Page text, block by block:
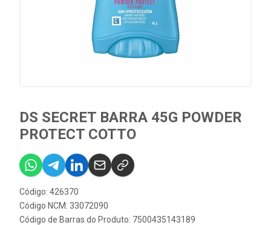
DS SECRET BARRA 45G POWDER
PROTECT COTTO
Código: 426370
Código NCM: 33072090
Código de Barras do Produto: 7500435143189